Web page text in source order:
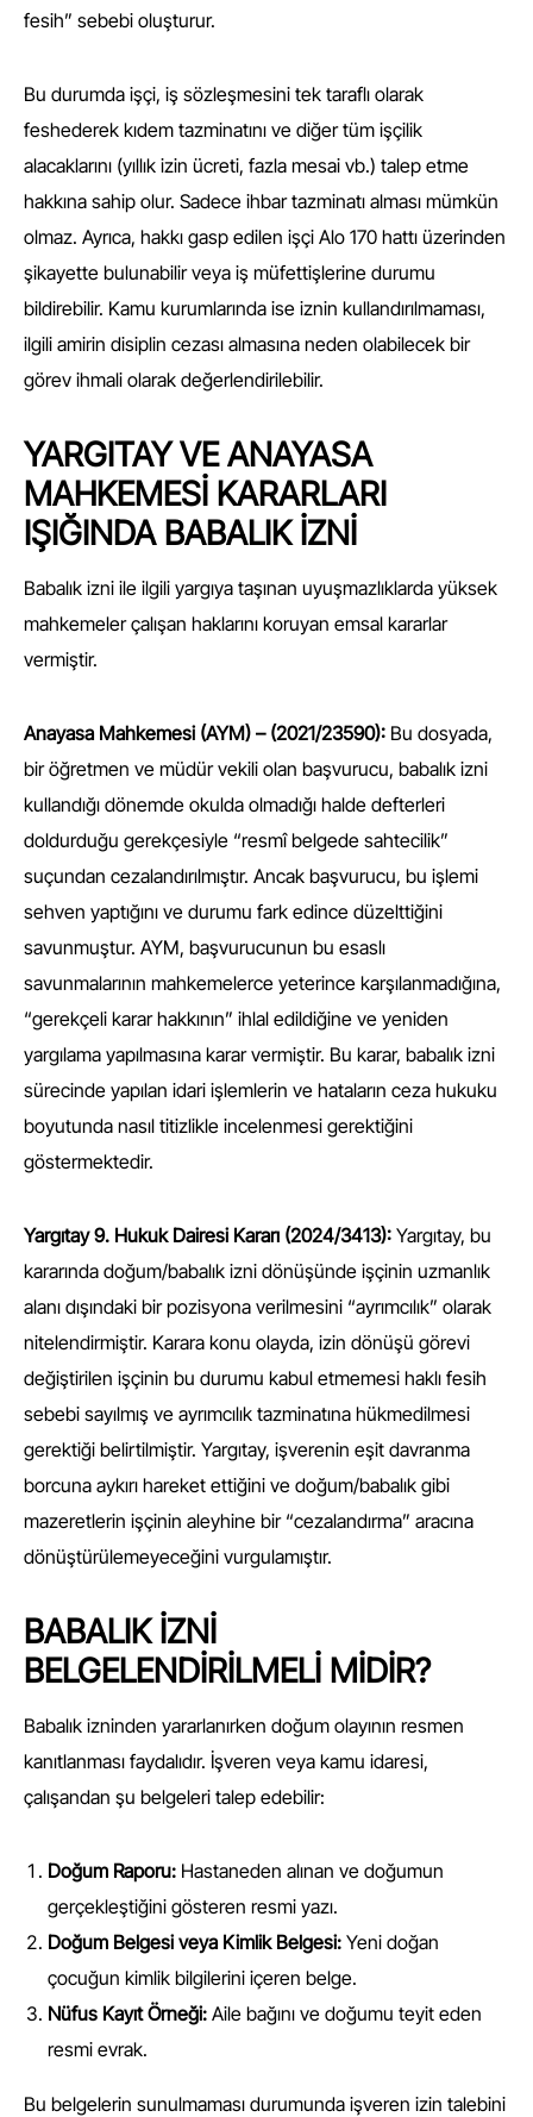
fesih” sebebi oluşturur.
Bu durumda işçi, iş sözleşmesini tek taraflı olarak
feshederek kıdem tazminatını ve diğer tüm işçilik
alacaklarını (yıllık izin ücreti, fazla mesai vb.) talep etme
hakkına sahip olur. Sadece ihbar tazminatı alması mümkün
olmaz. Ayrıca, hakkı gasp edilen işçi Alo 170 hattı üzerinden
şikayette bulunabilir veya iş müfettişlerine durumu
bildirebilir. Kamu kurumlarında ise iznin kullandırılmaması,
ilgili amirin disiplin cezası almasına neden olabilecek bir
görev ihmali olarak değerlendirilebilir.
YARGITAY VE ANAYASA
MAHKEMESİ KARARLARI
IŞIĞINDA BABALIK İZNİ
Babalık izni ile ilgili yargıya taşınan uyuşmazlıklarda yüksek
mahkemeler çalışan haklarını koruyan emsal kararlar
vermiştir.
Anayasa Mahkemesi (AYM) – (2021/23590): Bu dosyada,
bir öğretmen ve müdür vekili olan başvurucu, babalık izni
kullandığı dönemde okulda olmadığı halde defterleri
doldurduğu gerekçesiyle “resmî belgede sahtecilik”
suçundan cezalandırılmıştır. Ancak başvurucu, bu işlemi
sehven yaptığını ve durumu fark edince düzelttiğini
savunmuştur. AYM, başvurucunun bu esaslı
savunmalarının mahkemelerce yeterince karşılanmadığına,
“gerekçeli karar hakkının” ihlal edildiğine ve yeniden
yargılama yapılmasına karar vermiştir. Bu karar, babalık izni
sürecinde yapılan idari işlemlerin ve hataların ceza hukuku
boyutunda nasıl titizlikle incelenmesi gerektiğini
göstermektedir.
Yargıtay 9. Hukuk Dairesi Kararı (2024/3413): Yargıtay, bu
kararında doğum/babalık izni dönüşünde işçinin uzmanlık
alanı dışındaki bir pozisyona verilmesini “ayrımcılık” olarak
nitelendirmiştir. Karara konu olayda, izin dönüşü görevi
değiştirilen işçinin bu durumu kabul etmemesi haklı fesih
sebebi sayılmış ve ayrımcılık tazminatına hükmedilmesi
gerektiği belirtilmiştir. Yargıtay, işverenin eşit davranma
borcuna aykırı hareket ettiğini ve doğum/babalık gibi
mazeretlerin işçinin aleyhine bir “cezalandırma” aracına
dönüştürülemeyeceğini vurgulamıştır.
BABALIK İZNİ
BELGELENDİRİLMELİ MİDİR?
Babalık izninden yararlanırken doğum olayının resmen
kanıtlanması faydalıdır. İşveren veya kamu idaresi,
çalışandan şu belgeleri talep edebilir:
Doğum Raporu: Hastaneden alınan ve doğumun
gerçekleştiğini gösteren resmi yazı.
Doğum Belgesi veya Kimlik Belgesi: Yeni doğan
çocuğun kimlik bilgilerini içeren belge.
Nüfus Kayıt Örneği: Aile bağını ve doğumu teyit eden
resmi evrak.
Bu belgelerin sunulmaması durumunda işveren izin talebini